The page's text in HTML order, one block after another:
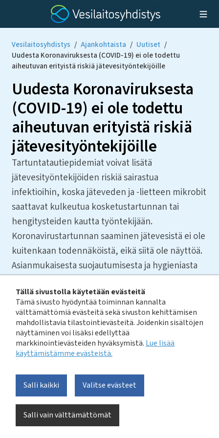
Tällä sivustolla käytetään evästeitä
Tämä sivusto hyödyntää toiminnan kannalta
välttämättömiä evästeitä sekä sivuston kehittämisen
mahdollistavia tilastointievästeitä. Joidenkin sisältöjen
näyttäminen voi lisäksi edellyttää
markkinointievästeiden hyväksymistä. Lue lisää
käyttämistämme evästeistä.​​​​​​
Salli kaikki
Salli vain välttämättömät
Valitse evästeet
Vesilaitosyhdistys / Ajankohtaista / Uutiset /
Uudesta Koronaviruksesta (COVID-19) ei ole todettu
aiheutuvan erityistä riskiä jätevesityöntekijöille
Uudesta Koronaviruksesta
(COVID-19) ei ole todettu
aiheutuvan erityistä riskiä
jätevesityöntekijöille
Tartuntatautiepidemiat voivat lisätä
jätevesityöntekijöiden riskiä sairastua
infektioihin, koska jäteveden ja -lietteen mikrobit
saattavat kulkeutua kosketustartunnan tai
hengitysteiden kautta työntekijään.
Koronavirustartunnan saaminen jätevesistä ei ole
kuitenkaan todennäköistä, eikä siitä ole näyttöä.
Asianmukaisesta suojautumisesta ja hygieniasta
ehkäistä, vaikka virusta sattuisi olemaan
jätevesissä tai -lietteissä. Näillä toimenpiteillä
voidaan torjua samanaikaisesti muidenkin
biologisten tekijöiden aiheuttamaa
sairastumisriskiä.
Ohje jätevesilaitosten työntekijöille, julkaistu 13.2.2020
TTL:n nettisivuilla